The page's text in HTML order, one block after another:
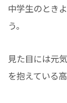
中学生のとき
う。
見た目には元
を抱えている